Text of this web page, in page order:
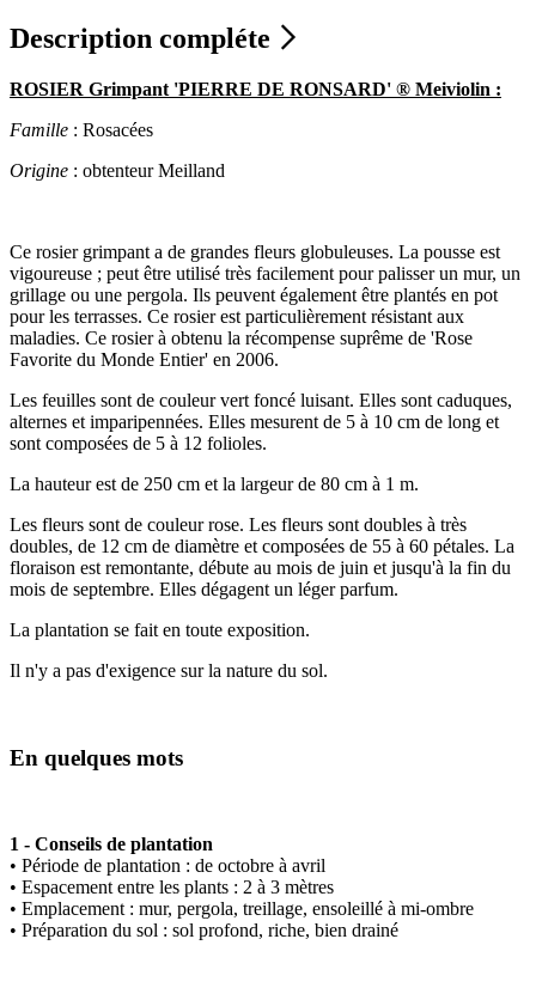
Description compléte
ROSIER Grimpant 'PIERRE DE RONSARD' ® Meiviolin :
Famille : Rosacées
Origine : obtenteur Meilland
Ce rosier grimpant a de grandes fleurs globuleuses. La pousse est
vigoureuse ; peut être utilisé très facilement pour palisser un mur, un
grillage ou une pergola. Ils peuvent également être plantés en pot
pour les terrasses. Ce rosier est particulièrement résistant aux
maladies. Ce rosier à obtenu la récompense suprême de 'Rose
Favorite du Monde Entier' en 2006.
Les feuilles sont de couleur vert foncé luisant. Elles sont caduques,
alternes et imparipennées. Elles mesurent de 5 à 10 cm de long et
sont composées de 5 à 12 folioles.
La hauteur est de 250 cm et la largeur de 80 cm à 1 m.
Les fleurs sont de couleur rose. Les fleurs sont doubles à très
doubles, de 12 cm de diamètre et composées de 55 à 60 pétales. La
floraison est remontante, débute au mois de juin et jusqu'à la fin du
mois de septembre. Elles dégagent un léger parfum.
La plantation se fait en toute exposition.
Il n'y a pas d'exigence sur la nature du sol.
En quelques mots
1 - Conseils de plantation
• Période de plantation : de octobre à avril
• Espacement entre les plants : 2 à 3 mètres
• Emplacement : mur, pergola, treillage, ensoleillé à mi-ombre
• Préparation du sol : sol profond, riche, bien drainé